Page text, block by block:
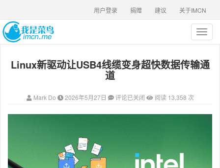
关于IMCN
建议
捐赠
用户登录
T
o
g
Linux新驱动让USB4线缆变身超快数据传输通
道
Mark Do 2026年5月27日 评论已关闭 阅读 13,358 次